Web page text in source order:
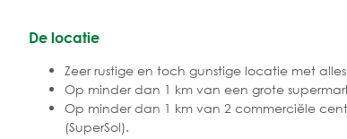
De locatie
Zeer rustige en toch gunstige locatie met
Op minder dan 1 km van een grote
Op minder dan 1 km van 2 commerciële
(SuperSol).